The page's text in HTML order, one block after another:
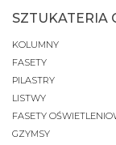
SZTUKATERIA
KOLUMNY
FASETY
PILASTRY
LISTWY
FASETY
GZYMSY